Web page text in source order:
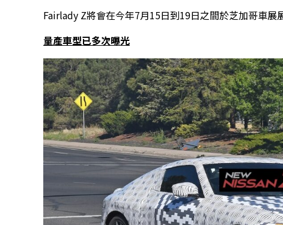
Fairlady Z將會在今年7月15日到19日之間於芝加哥車展
量產車型已多次曝光